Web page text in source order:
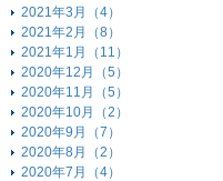
2021年3月（4）
2021年2月（8）
2021年1月（11）
2020年12月（5）
2020年11月（5）
2020年10月（2）
2020年9月（7）
2020年8月（2）
2020年7月（4）